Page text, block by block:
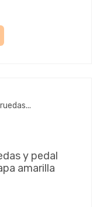
y pedal
amarilla